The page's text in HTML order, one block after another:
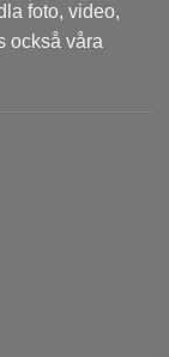
foto, video,
också våra